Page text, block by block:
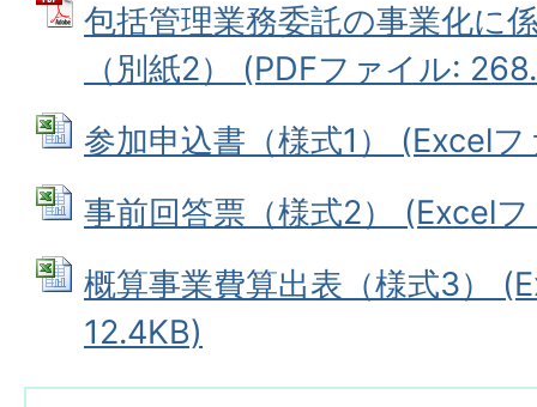
包括管理業務委託の事業化に
（別紙2） (PDFファイル:
参加申込書（様式1） (Excel
事前回答票（様式2） (Excel
概算事業費算出表（様式3）
12.4KB)